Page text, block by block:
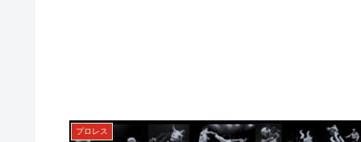
プロレス